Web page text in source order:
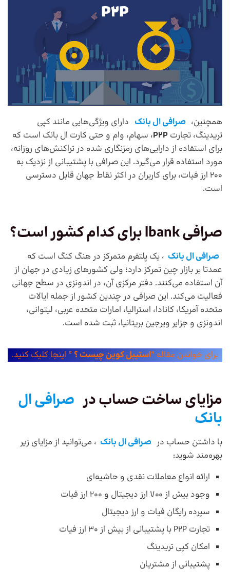
همچنین، صرافی ال بانک دارای ویژگی‌هایی مانند کپی
تریدینگ، تجارت P2P، سهام، وام و حتی کارت ال بانک است که
برای استفاده از دارایی‌های رمزنگاری شده در تراکنش‌های روزانه،
مورد استفاده قرار می‌گیرد. این صرافی با پشتیبانی از نزدیک به
200 ارز فیات، برای کاربران در اکثر نقاط جهان قابل دسترسی
است.
صرافیlbankبرای کدام کشور است؟
صرافی ال بانک ، یک پلتفرم متمرکز در هنگ کنگ است که
عمدتا بر بازار چین تمرکز دارد؛ ولی کشورهای زیادی در جهان از
آن استفاده می‌کنند. دفتر مرکزی آن، در اندونزی در سطح جهانی
فعالیت می‌کند. این صرافی در چندین کشور از جمله ایالات
متحده آمریکا، کانادا، استرالیا، امارات متحده عربی، لیتوانی،
اندونزی و جزایر ویرجین بریتانیا، ثبت شده است.
برای خواندن مقاله “استیبل کوین چیست ؟ ” اینجا کلیک کنید.
مزایای ساخت حساب در صرافی ال
بانک
با داشتن حساب در صرافی ال بانک ، می‌توانید از مزایای زیر
بهره‌مند شوید:
ارائه انواع معاملات نقدی و حاشیه‌ای
وجود بیش از 700 ارز دیجیتال و 200 ارز فیات
سپرده رایگان فیات و ارز دیجیتال
تجارت P2P با پشتیبانی از بیش از 30 ارز فیات
امکان کپی تریدینگ
پشتیبانی از مشتریان